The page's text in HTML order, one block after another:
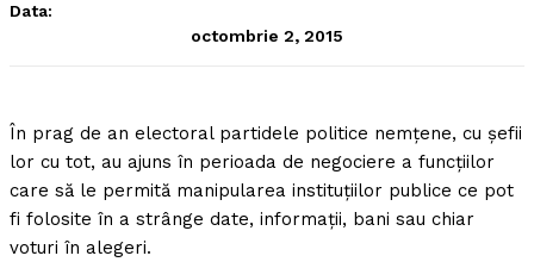
Data:
octombrie 2, 2015
În prag de an electoral partidele politice nemţene, cu şefii
lor cu tot, au ajuns în perioada de negociere a funcţiilor
care să le permită manipularea instituţiilor publice ce pot
fi folosite în a strânge date, informaţii, bani sau chiar
voturi în alegeri.